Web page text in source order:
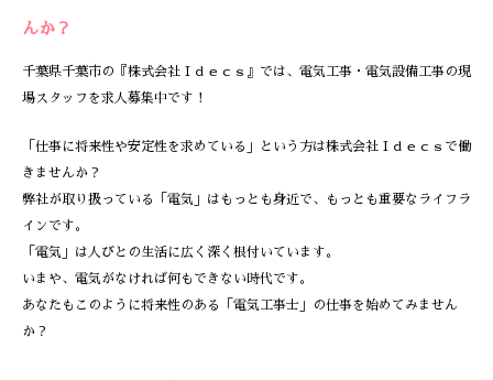
んか？
千葉県千葉市の『株式会社Ｉｄｅｃｓ』では、電気工事・電気設備工事の現
場スタッフを求人募集中です！
「仕事に将来性や安定性を求めている」という方は株式会社Ｉｄｅｃｓで働
きませんか？
弊社が取り扱っている「電気」はもっとも身近で、もっとも重要なライフラ
インです。
「電気」は人びとの生活に広く深く根付いています。
いまや、電気がなければ何もできない時代です。
あなたもこのように将来性のある「電気工事士」の仕事を始めてみません
か？